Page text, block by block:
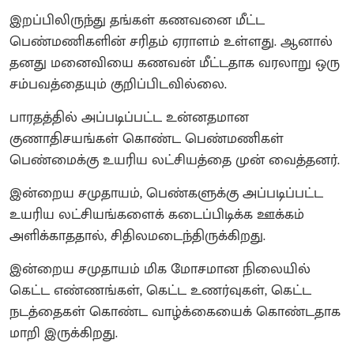
இறப்பிலிருந்து தங்கள் கணவனை மீட்ட
பெண்மணிகளின் சரிதம் ஏராளம் உள்ளது. ஆனால்
தனது மனைவியை கணவன் மீட்டதாக வரலாறு ஒரு
சம்பவத்தையும் குறிப்பிடவில்லை.
பாரதத்தில் அப்படிப்பட்ட உன்னதமான
குணாதிசயங்கள் கொண்ட பெண்மணிகள்
பெண்மைக்கு உயரிய லட்சியத்தை முன் வைத்தனர்.
இன்றைய சமுதாயம், பெண்களுக்கு அப்படிப்பட்ட
உயரிய லட்சியங்களைக் கடைப்பிடிக்க ஊக்கம்
அளிக்காததால், சிதிலமடைந்திருக்கிறது.
இன்றைய சமுதாயம் மிக மோசமான நிலையில்
கெட்ட எண்ணங்கள், கெட்ட உணர்வுகள், கெட்ட
நடத்தைகள் கொண்ட வாழ்க்கையைக் கொண்டதாக
மாறி இருக்கிறது.